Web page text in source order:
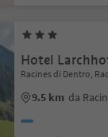
Hotel
Racines di Dentro,
9.5 km da